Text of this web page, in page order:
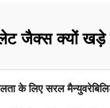
जैक्स क्यों खड़े
के लिए सरल